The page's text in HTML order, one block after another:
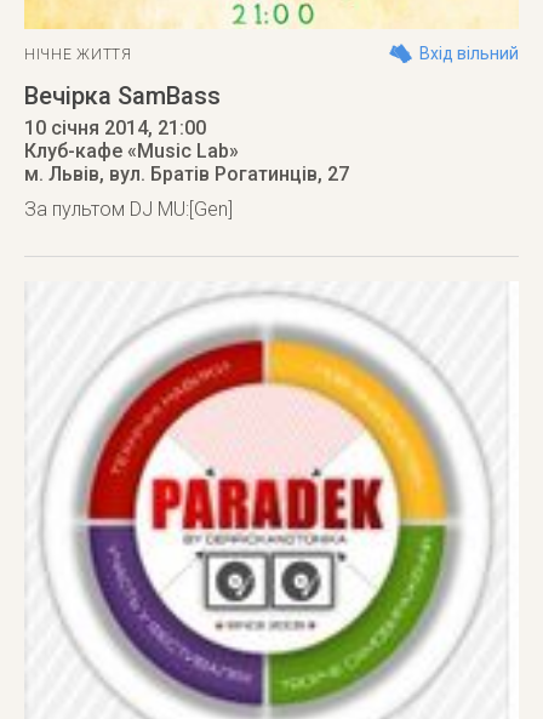
НІЧНЕ ЖИТТЯ Вхід вільний
Вечірка SamBass
10 січня 2014, 21:00
Клуб-кафе «Music Lab»
м. Львів, вул. Братів Рогатинців, 27
За пультом DJ MU:[Gen]